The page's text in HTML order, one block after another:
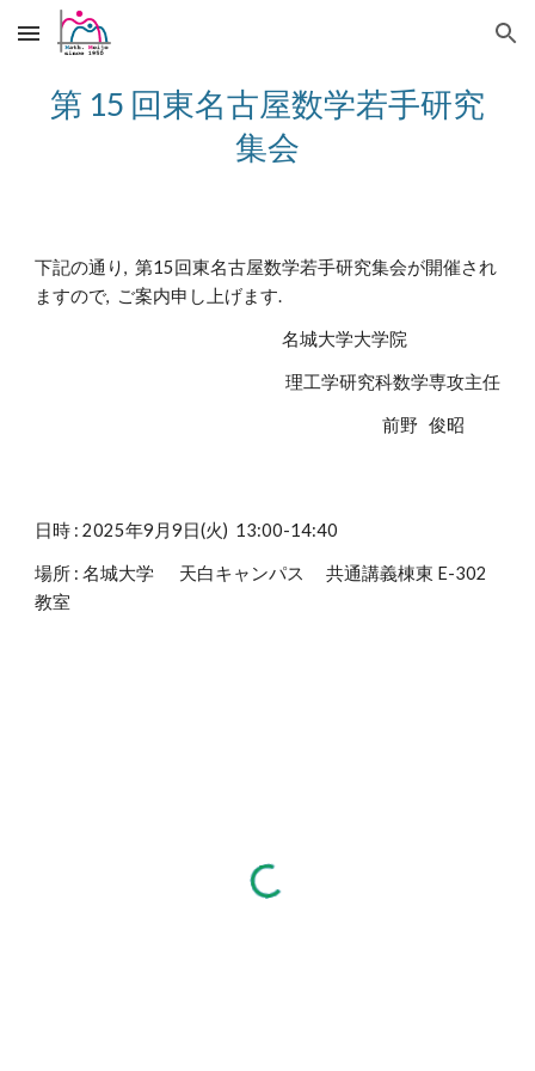
Skip to main content Skip to navigation
第 15 回東名古屋数学若手研究
集会
下記の通り, 第15回東名古屋数学若手研究集会が開催され
ますので, ご案内申し上げます.
名城大学大学院
理工学研究科数学専攻主任
前野 俊昭
日時 : 2025年9月9日(火) 13:00-14:40
場所 : 名城大学 天白キャンパス 共通講義棟東 E-302
教室